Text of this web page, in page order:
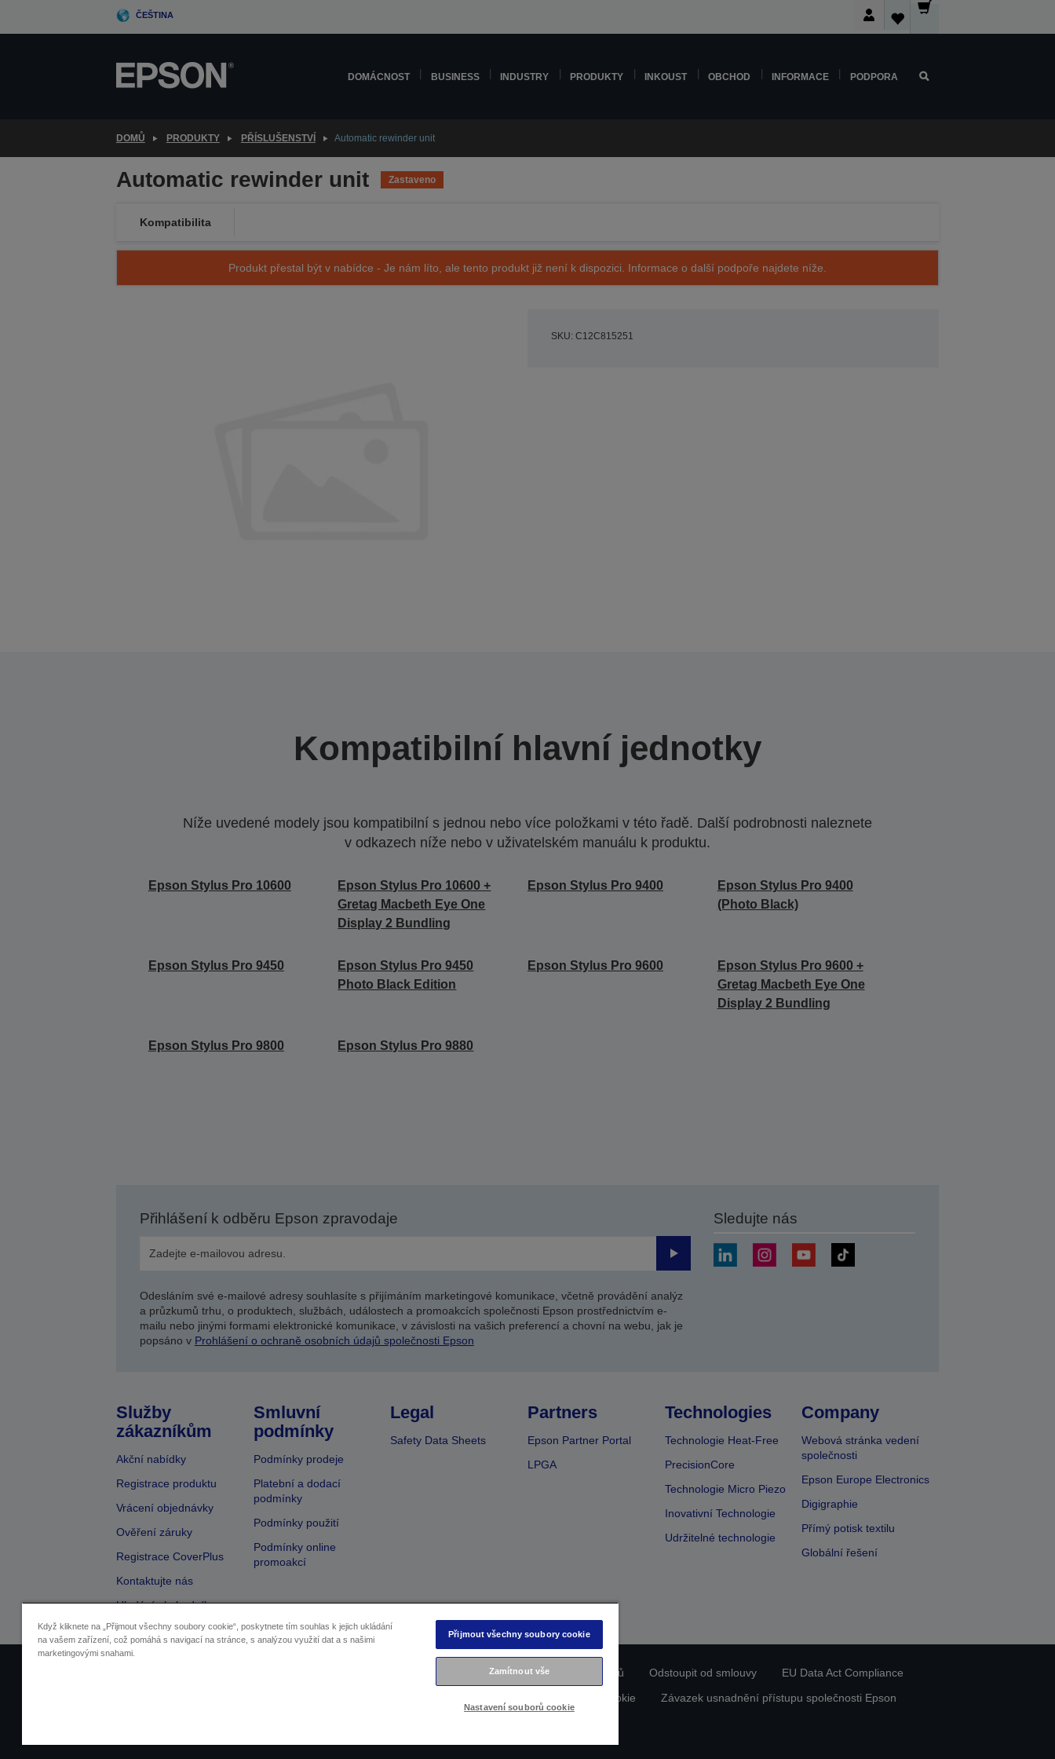
ČEŠTINA
DOMÁCNOST BUSINESS INDUSTRY PRODUKTY INKOUST OBCHOD INFORMACE PODPORA
DOMŮ PRODUKTY PŘÍSLUŠENSTVÍ Automatic rewinder unit
Automatic rewinder unit Zastaveno
Kompatibilita
Produkt přestal být v nabídce - Je nám líto, ale tento produkt již není k dispozici. Informace o další podpoře najdete níže.
SKU: C12C815251
Kompatibilní hlavní jednotky
Níže uvedené modely jsou kompatibilní s jednou nebo více položkami v této řadě. Další podrobnosti naleznete
v odkazech níže nebo v uživatelském manuálu k produktu.
Epson Stylus Pro 10600
Epson Stylus Pro 10600 +
Gretag Macbeth Eye One
Display 2 Bundling
Epson Stylus Pro 9400
Epson Stylus Pro 9400
(Photo Black)
Epson Stylus Pro 9450
Epson Stylus Pro 9450
Photo Black Edition
Epson Stylus Pro 9600
Epson Stylus Pro 9600 +
Gretag Macbeth Eye One
Display 2 Bundling
Epson Stylus Pro 9800 Epson Stylus Pro 9880
Přihlášení k odběru Epson zpravodaje
Odeslat
Odesláním své e-mailové adresy souhlasíte s přijímáním marketingové komunikace, včetně provádění analýz
a průzkumů trhu, o produktech, službách, událostech a promoakcích společnosti Epson prostřednictvím e-
mailu nebo jinými formami elektronické komunikace, v závislosti na vašich preferencí a chovní na webu, jak je
popsáno v Prohlášení o ochraně osobních údajů společnosti Epson
Sledujte nás
Služby
zákazníkům
Akční nabídky
Registrace produktu
Vrácení objednávky
Ověření záruky
Registrace CoverPlus
Kontaktujte nás
Hledání obchodníka
Smluvní
podmínky
Podmínky prodeje
Platební a dodací
podmínky
Podmínky použití
Podmínky online
promoakcí
Legal
Safety Data Sheets
Partners
Epson Partner Portal
LPGA
Technologies
Technologie Heat-Free
PrecisionCore
Technologie Micro Piezo
Inovativní Technologie
Udržitelné technologie
Company
Webová stránka vedení
společnosti
Epson Europe Electronics
Digigraphie
Přímý potisk textilu
Globální řešení
Prohlášení o ochraně osobních údajů Odstoupit od smlouvy
EU Data Act Compliance
Informace o souborech cookie Závazek usnadnění přístupu společnosti Epson
Když kliknete na „Přijmout všechny soubory cookie“, poskytnete tím souhlas k jejich ukládání
na vašem zařízení, což pomáhá s navigací na stránce, s analýzou využití dat a s našimi
marketingovými snahami.
Přijmout všechny soubory cookie
Zamítnout vše
Nastavení souborů cookie